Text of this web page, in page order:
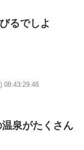
るでしよ
08:43:29.48
泉がたくさん